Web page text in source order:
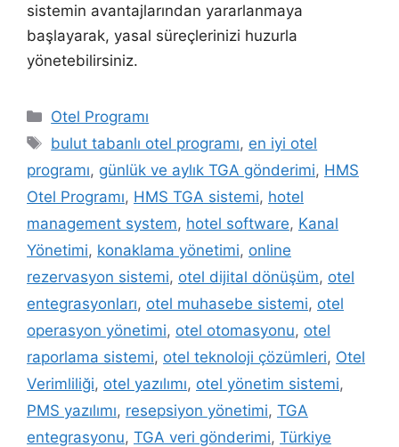
sistemin avantajlarından yararlanmaya
başlayarak, yasal süreçlerinizi huzurla
yönetebilirsiniz.
Kategoriler
Otel Programı
Etiketler
bulut tabanlı otel programı, en iyi otel
programı, günlük ve aylık TGA gönderimi, HMS
Otel Programı, HMS TGA sistemi, hotel
management system, hotel software, Kanal
Yönetimi, konaklama yönetimi, online
rezervasyon sistemi, otel dijital dönüşüm, otel
entegrasyonları, otel muhasebe sistemi, otel
operasyon yönetimi, otel otomasyonu, otel
raporlama sistemi, otel teknoloji çözümleri, Otel
Verimliliği, otel yazılımı, otel yönetim sistemi,
PMS yazılımı, resepsiyon yönetimi, TGA
entegrasyonu, TGA veri gönderimi, Türkiye